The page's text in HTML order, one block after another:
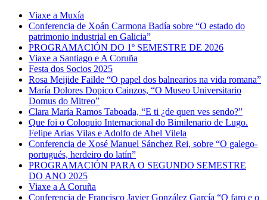
Viaxe a Muxía
Conferencia de Xoán Carmona Badía sobre “O estado do
patrimonio industrial en Galicia”
PROGRAMACIÓN DO 1º SEMESTRE DE 2026
Viaxe a Santiago e A Coruña
Festa dos Socios 2025
Rosa Meijide Failde “O papel dos balnearios na vida romana”
María Dolores Dopico Cainzos, “O Museo Universitario
Domus do Mitreo”
Clara María Ramos Taboada, “E ti ¿de quen ves sendo?”
Que foi o Coloquio Internacional do Bimilenario de Lugo.
Felipe Arias Vilas e Adolfo de Abel Vilela
Conferencia de Xosé Manuel Sánchez Rei, sobre “O galego-
portugués, herdeiro do latín”
PROGRAMACIÓN PARA O SEGUNDO SEMESTRE
DO ANO 2025
Viaxe a A Coruña
Conferencia de Francisco Javier González García “O faro e o